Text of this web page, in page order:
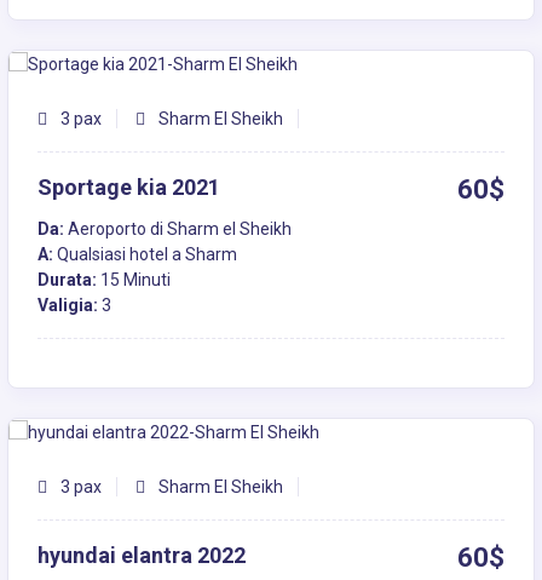
3 pax Sharm El Sheikh
Sportage kia 2021 60$
Da: Aeroporto di Sharm el Sheikh
A: Qualsiasi hotel a Sharm
Durata: 15 Minuti
Valigia: 3
3 pax Sharm El Sheikh
hyundai elantra 2022 60$